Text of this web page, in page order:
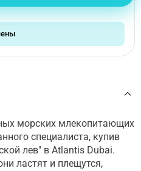
морских млекопитающих
специалиста, купив
лев" в Atlantis Dubai.
ластят и плещутся,